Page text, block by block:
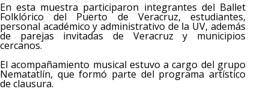
En esta muestra participaron integrantes del Ballet
Folklórico del Puerto de Veracruz, estudiantes,
personal académico y administrativo de la UV, además
de parejas invitadas de Veracruz y municipios
cercanos.
El acompañamiento musical estuvo a cargo del grupo
Nematatlín, que formó parte del programa artístico
de clausura.